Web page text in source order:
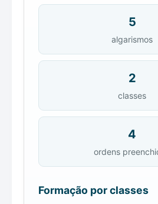
5
algarismos
2
classes
4
ordens
Formação por classes